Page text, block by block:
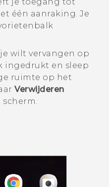
één aanraking. Je
wilt vervangen op
ingedrukt en sleep
ruimte op het
Verwijderen